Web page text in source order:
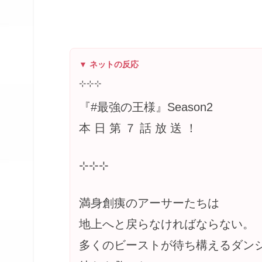
▼ ネットの反応
⊹⊹⊹
『#最強の王様』Season2
本 日 第 ７ 話 放 送 ！
⊹⊹⊹
満身創痍のアーサーたちは
地上へと戻らなければならない。
多くのビーストが待ち構えるダン